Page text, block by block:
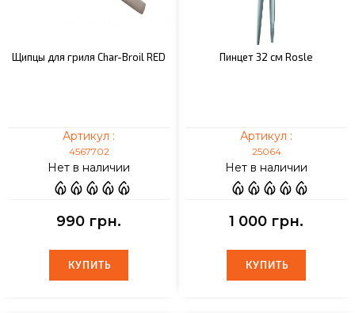
Щипцы для гриля Char-Broil RED
Артикул :
4567702
Нет в наличии
990 грн.
КУПИТЬ
КУПИТЬ
Пинцет 32 см Rosle
Артикул :
25064
Нет в наличии
1 000 грн.
КУПИТЬ
КУПИТЬ